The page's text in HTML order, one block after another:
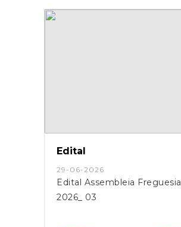
Edital
29-06-2026
Edital Assembleia Freguesia
2026_ 03